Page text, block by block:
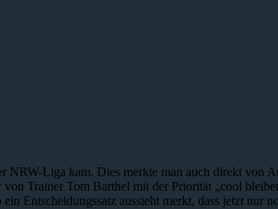
NRW-Liga kam. Dies merkte man auch direkt von
Trainer Tom Barthel mit der Priorität „cool
Entscheidungssatz aussieht merkt, dass jetzt nur